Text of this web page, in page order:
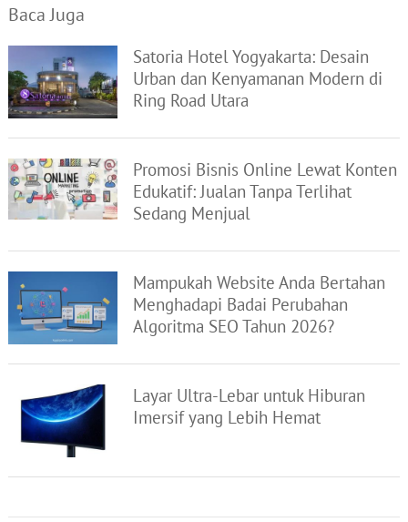
Baca Juga
Satoria Hotel Yogyakarta: Desain
Urban dan Kenyamanan Modern di
Ring Road Utara
Promosi Bisnis Online Lewat Konten
Edukatif: Jualan Tanpa Terlihat
Sedang Menjual
Mampukah Website Anda Bertahan
Menghadapi Badai Perubahan
Algoritma SEO Tahun 2026?
Layar Ultra-Lebar untuk Hiburan
Imersif yang Lebih Hemat